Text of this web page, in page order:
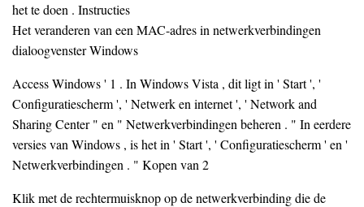
het te doen . Instructies
Het veranderen van een MAC-adres in netwerkverbindingen
dialoogvenster Windows
Access Windows ' 1 . In Windows Vista , dit ligt in ' Start ', '
Configuratiescherm ', ' Netwerk en internet ', ' Network and
Sharing Center " en " Netwerkverbindingen beheren . " In eerdere
versies van Windows , is het in ' Start ', ' Configuratiescherm ' en '
Netwerkverbindingen . " Kopen van 2
Klik met de rechtermuisknop op de netwerkverbinding die de